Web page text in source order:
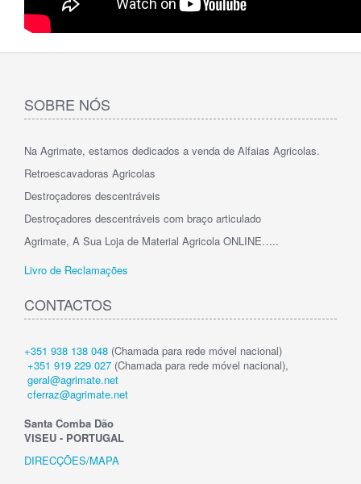
SOBRE NÓS
Na Agrimate, estamos dedicados a venda de Alfaias Agricolas.
Retroescavadoras Agricolas
Destroçadores descentráveis
Destroçadores descentráveis com braço articulado
Agrimate, A Sua Loja de Material Agricola ONLINE…..
Livro de Reclamações
CONTACTOS
+351 938 138 048 (Chamada para rede móvel nacional)
+351 919 229 027 (Chamada para rede móvel nacional),
geral@agrimate.net
cferraz@agrimate.net
Santa Comba Dão
VISEU - PORTUGAL
DIRECÇÕES/MAPA